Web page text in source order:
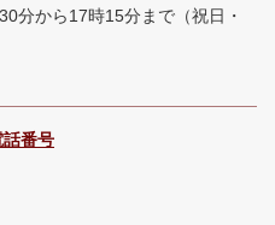
分から17時15分まで （祝日・
番号